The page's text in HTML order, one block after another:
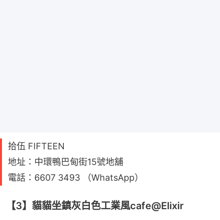
拾伍 FIFTEEN
地址：中環鴨巴甸街15號地舖
電話：6607 3493 （WhatsApp）
【3】貓貓坐鎮灰白色工業風cafe@Elixir